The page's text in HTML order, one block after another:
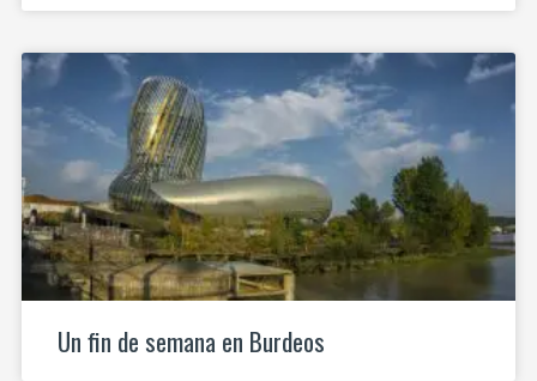
Un fin de semana en Burdeos